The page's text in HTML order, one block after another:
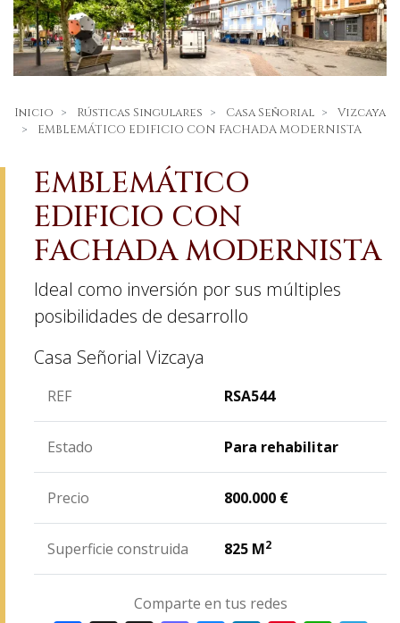
Inicio Rústicas Singulares Casa Señorial
Vizcaya
EMBLEMÁTICO EDIFICIO CON FACHADA MODERNISTA
EMBLEMÁTICO
EDIFICIO CON
FACHADA MODERNISTA
Ideal como inversión por sus múltiples
posibilidades de desarrollo
Casa Señorial Vizcaya
REF RSA544
Estado Para rehabilitar
Precio 800.000 €
Superficie construida 825 M2
Comparte en tus redes